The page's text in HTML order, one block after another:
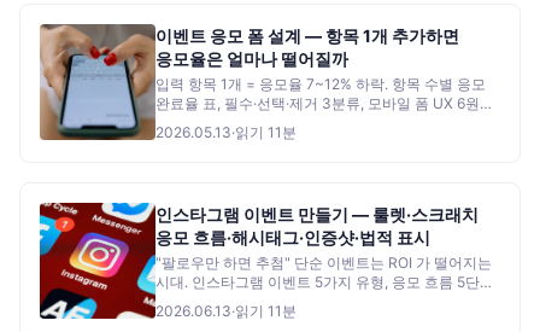
이벤트 응모 폼 설계 — 항목 1개 추가하면
응모율은 얼마나 떨어질까
입력 항목 1개 = 응모율 7~12% 하락. 항목 수별 응모
완료율 표, 필수·선택·제거 3분류, 모바일 폼 UX 6원칙,
항목별 손익 매트릭스, 캠페인 유형별 최적 항목 수,
응모 깔때기 4단계, 런칭 전 7가지 체크리스트.
2026.05.13·읽기 11 분
인스타그램 이벤트 만들기 — 룰렛·스크래치
응모 흐름·해시태그·인증샷·법적 표시
"팔로우만 하면 추첨" 단순 이벤트는 ROI 가 떨어지는
시대. 인스타그램 이벤트 5가지 유형, 응모 흐름 5단계,
해시태그 5종 매트릭스, 인증샷 UGC 설계, 광고 표시
의무 + 알고리즘 패널티 5가지 회피 + 흔한 실패 5사례
2026.06.13·읽기 11 분